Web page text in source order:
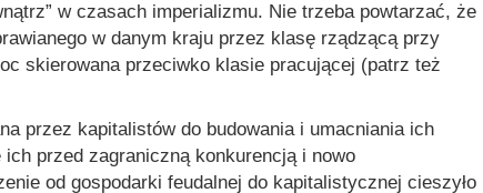
w czasach imperializmu. Nie trzeba powtarzać, że
w danym kraju przez klasę rządzącą przy
skierowana przeciwko klasie pracującej (patrz też
przez kapitalistów do budowania i umacniania ich
przed zagraniczną konkurencją i nowo
od gospodarki feudalnej do kapitalistycznej cieszyło